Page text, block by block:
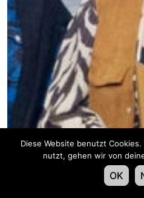
Diese Website benutzt
nutzt, gehen wir von
OK